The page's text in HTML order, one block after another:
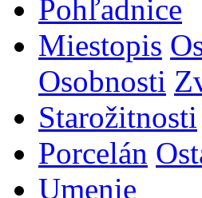
Pohľadnice
Miestopis
Osobnosti
Starožitnosti
Porcelán
Umenie